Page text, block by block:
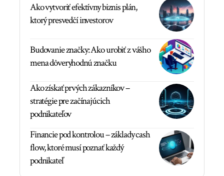
Ako vytvoriť efektívny biznis plán,
ktorý presvedčí investorov
Budovanie značky: Ako urobiť z vášho
mena dôveryhodnú značku
Ako získať prvých zákazníkov –
stratégie pre začínajúcich
podnikateľov
Financie pod kontrolou – základy cash
flow, ktoré musí poznať každý
podnikateľ